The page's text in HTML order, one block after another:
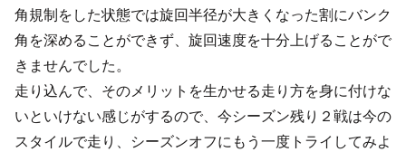
角規制をした状態では旋回半径が大きくなった割にバンク
角を深めることができず、旋回速度を十分上げることがで
きませんでした。
走り込んで、そのメリットを生かせる走り方を身に付けな
いといけない感じがするので、今シーズン残り２戦は今の
スタイルで走り、シーズンオフにもう一度トライしてみよ